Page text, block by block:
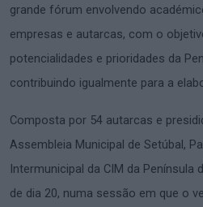
grande fórum envolvendo
empresas e autarcas, com o
potencialidades e prioridades da
contribuindo igualmente para a
Composta por 54 autarcas e
Assembleia Municipal de Setúbal,
Intermunicipal da CIM da Península
de dia 20, numa sessão em que o